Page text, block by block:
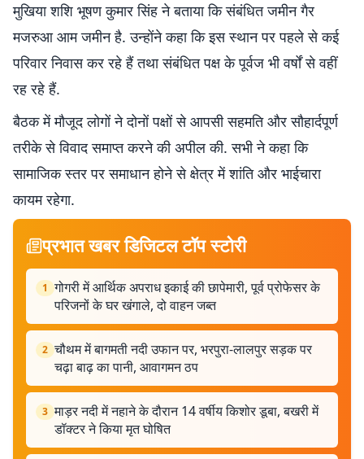
मुखिया शशि भूषण कुमार सिंह ने बताया कि संबंधित जमीन गैर
मजरुआ आम जमीन है. उन्होंने कहा कि इस स्थान पर पहले से कई
परिवार निवास कर रहे हैं तथा संबंधित पक्ष के पूर्वज भी वर्षों से वहीं
रह रहे हैं.
बैठक में मौजूद लोगों ने दोनों पक्षों से आपसी सहमति और सौहार्दपूर्ण
तरीके से विवाद समाप्त करने की अपील की. सभी ने कहा कि
सामाजिक स्तर पर समाधान होने से क्षेत्र में शांति और भाईचारा
कायम रहेगा.
प्रभात खबर डिजिटल टॉप स्टोरी
1 गोगरी में आर्थिक अपराध इकाई की छापेमारी, पूर्व प्रोफेसर के
परिजनों के घर खंगाले, दो वाहन जब्त
2 चौथम में बागमती नदी उफान पर, भरपुरा-लालपुर सड़क पर
चढ़ा बाढ़ का पानी, आवागमन ठप
3 माड़र नदी में नहाने के दौरान 14 वर्षीय किशोर डूबा, बखरी में
डॉक्टर ने किया मृत घोषित